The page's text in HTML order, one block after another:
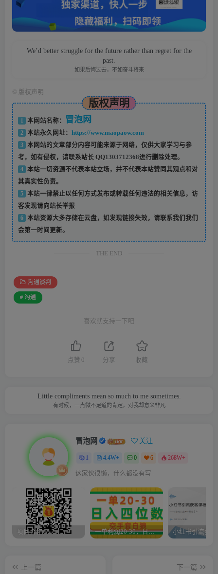
We’d better struggle for the future rather than regret for the
past.
如果后悔过去，不如奋斗将来
版权声明
版权声明
1 本网站名称： 冒泡网
2 本站永久网址： https://www.maopaow.com
3
本网站的文章部分内容可能来源于网络，仅供大家学习与参
考，如有侵权，请联系站长 QQ1303712368进行删除处理。
4
本站一切资源不代表本站立场，并不代表本站赞同其观点和对
其真实性负责。
5
本站一律禁止以任何方式发布或转载任何违法的相关信息，访
客发现请向站长举报
6
本站资源大多存储在云盘，如发现链接失效，请联系我们我们
会第一时间更新。
THE END
沟通谈判
# 沟通
喜欢就支持一下吧
点赞 0 分享 收藏
Little compliments mean so much to me sometimes.
有时候，一点微不足道的肯定，对我却意义非凡
冒泡网 关注
1 4.4W+ 0 6 268W+
这家伙很懒，什么都没有写...
项目合作 一单利润20-30，日入四位数，空手套白狼，只要做就能赚，简单无套路
上一篇
下一篇